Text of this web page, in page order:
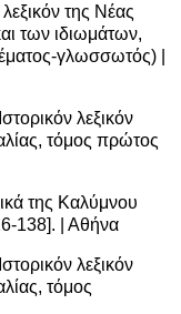
λεξικόν της Νέας
των ιδιωμάτων,
γλωσσωτός) |
Ιστορικόν λεξικόν
τόμος πρώτος
της Καλύμνου
138]. | Αθήνα
Ιστορικόν λεξικόν
τόμος